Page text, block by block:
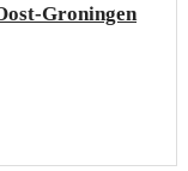
Groningen